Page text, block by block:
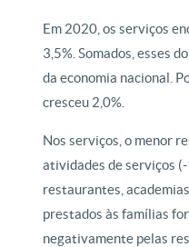
Em 2020, os serviços
3,5%. Somados, esses
da economia nacional.
cresceu 2,0%.
Nos serviços, o menor
atividades de serviços (-
restaurantes,
prestados às famílias
negativamente pelas